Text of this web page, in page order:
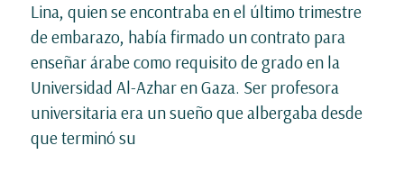
Lina, quien se encontraba en el último trimestre
de embarazo, había firmado un contrato para
enseñar árabe como requisito de grado en la
Universidad Al-Azhar en Gaza. Ser profesora
universitaria era un sueño que albergaba desde
que terminó su